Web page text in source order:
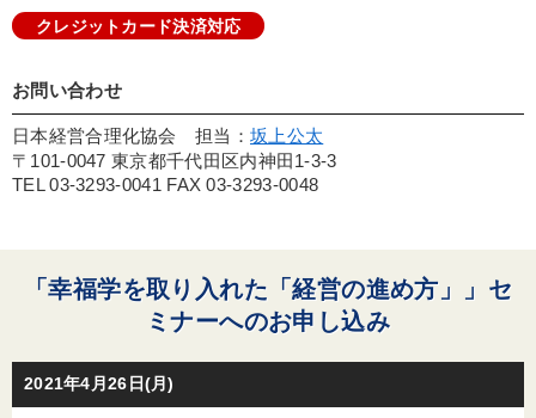
クレジットカード決済対応
お問い合わせ
日本経営合理化協会 担当：坂上公太
〒101-0047 東京都千代田区内神田1-3-3
TEL 03-3293-0041 FAX 03-3293-0048
「幸福学を取り入れた「経営の進め方」」セ
ミナーへのお申し込み
2021年4月26日(月)